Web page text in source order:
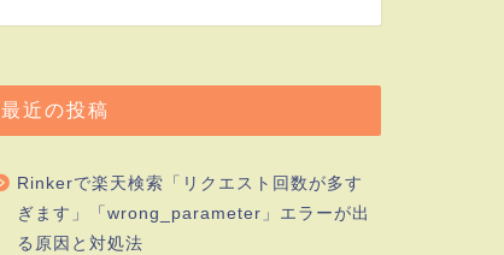
最近の投稿
Rinkerで楽天検索「リクエスト回数が多す
ぎます」「wrong_parameter」エラーが出
る原因と対処法